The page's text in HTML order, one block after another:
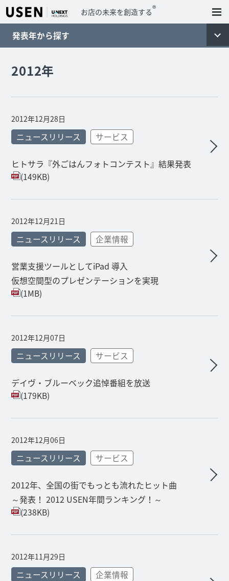
お店の未来を創造する®
発表年から探す
2012年
2012年12月28日
ニュースリリース サービス
ヒトサラ『外ごはんフォトコンテスト』結果発表
(149KB)
2012年12月21日
ニュースリリース 企業情報
営業支援ツールとしてiPad 導入
仮想空間型のプレゼンテーションを実現
(1MB)
2012年12月07日
ニュースリリース サービス
デイヴ・ブルーベック追悼番組を放送
(179KB)
2012年12月06日
ニュースリリース サービス
2012年、全国の街でもっとも流れたヒット曲
～発表！ 2012 USEN年間ランキング！～
(238KB)
2012年11月29日
ニュースリリース 企業情報